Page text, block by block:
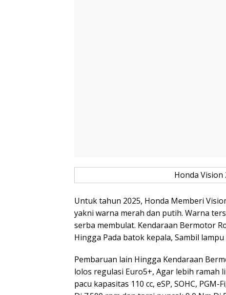
Honda Vision
Untuk tahun 2025, Honda Memberi
yakni warna merah dan putih. Warna
serba membulat. Kendaraan Bermotor
Hingga Pada batok kepala, Sambil
Pembaruan lain Hingga Kendaraan
lolos regulasi Euro5+, Agar lebih
pacu kapasitas 110 cc, eSP, SOHC,